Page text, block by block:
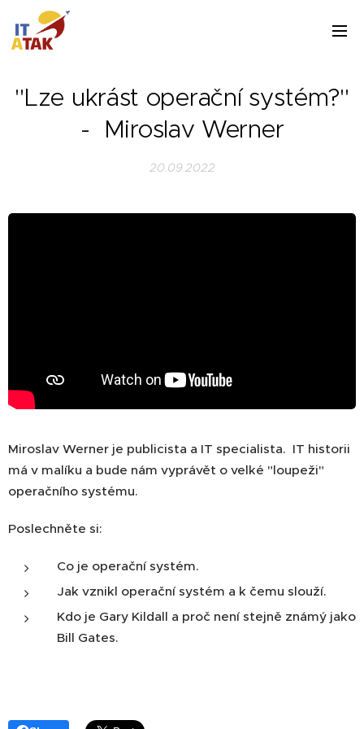
"Lze ukrást operační systém?"
- Miroslav Werner
20.09.2022
Miroslav Werner je publicista a IT specialista. IT historii
má v malíku a bude nám vyprávět o velké "loupeži"
operačního systému.
Poslechněte si:
Co je operační systém.
Jak vznikl operační systém a k čemu slouží.
Kdo je Gary Kildall a proč není stejně známý jako
Bill Gates.